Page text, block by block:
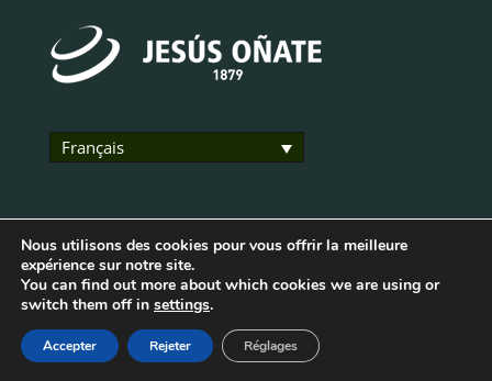
Français
Cookies Policy |Legal Notice|Privacy Policy
Política de cookies
privacidad
Nous utilisons des cookies pour vous offrir la meilleure
expérience sur notre site.
You can find out more about which cookies we are using or
switch them off in settings.
Accepter Rejeter Réglages